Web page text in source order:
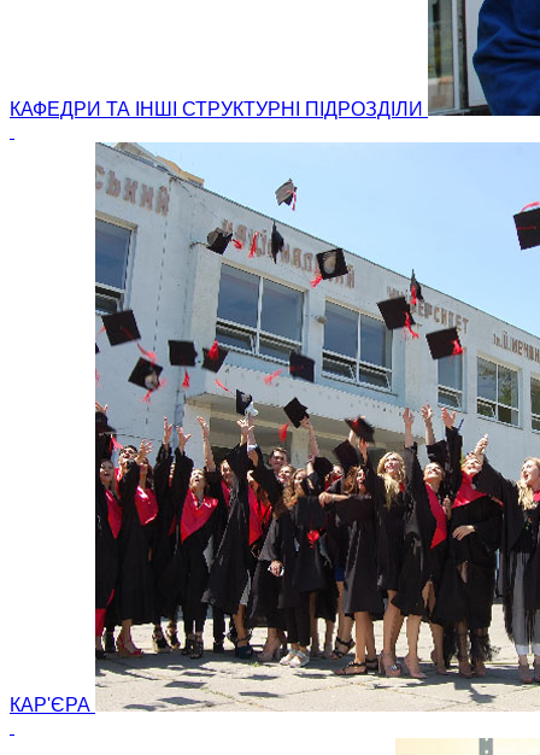
КАФЕДРИ ТА ІНШІ СТРУКТУРНІ ПІДРОЗДІЛИ
КАР'ЄРА